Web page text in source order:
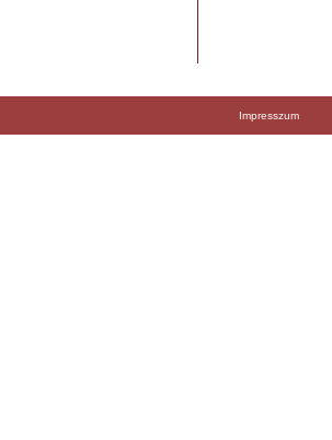
Impresszum